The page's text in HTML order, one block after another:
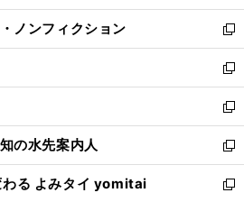
開
く
ウ
で
開
く
ン
ド
ウ
で
開
く
ウ
ィ
ン
ド
ウ
で
開
く
ノンフィクション
新
し
い
ウ
ィ
ン
ド
ウ
で
新
し
い
ウ
ィ
ン
ド
新
し
い
ウ
ィ
の水先案内人
新
し
い
る よみタイ yomitai
新